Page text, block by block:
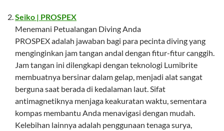
Seiko | PROSPEX
Menemani Petualangan Diving Anda
PROSPEX adalah jawaban bagi para pecinta diving yang
menginginkan jam tangan andal dengan fitur-fitur canggih.
Jam tangan ini dilengkapi dengan teknologi Lumibrite
membuatnya bersinar dalam gelap, menjadi alat sangat
berguna saat berada di kedalaman laut. Sifat
antimagnetiknya menjaga keakuratan waktu, sementara
kompas membantu Anda menavigasi dengan mudah.
Kelebihan lainnya adalah penggunaan tenaga surya,